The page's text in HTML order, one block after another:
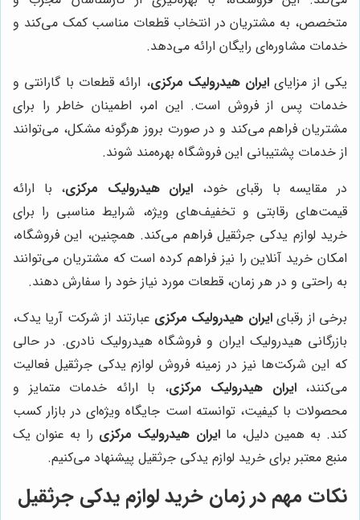
متخصص، به مشتریان در انتخاب قطعات مناسب کمک می‌کند و
خدمات مشاوره‌ای رایگان ارائه می‌دهد.
یکی از مزایای ایران هیدرولیک مرکزی، ارائه قطعات با گارانتی و
خدمات پس از فروش است. این امر، اطمینان خاطر را برای
مشتریان فراهم می‌کند و در صورت بروز هرگونه مشکل، می‌توانند
از خدمات پشتیبانی این فروشگاه بهره‌مند شوند.
در مقایسه با رقبای خود، ایران هیدرولیک مرکزی، با ارائه
قیمت‌های رقابتی و تخفیف‌های ویژه، شرایط مناسبی را برای
خرید لوازم یدکی جرثقیل فراهم می‌کند. همچنین، این فروشگاه،
امکان خرید آنلاین را نیز فراهم کرده است که مشتریان می‌توانند
به راحتی و در هر زمان، قطعات مورد نیاز خود را سفارش دهند.
برخی از رقبایایران هیدرولیک مرکزی عبارتند از شرکت آریا یدک،
بازرگانی هیدرولیک ایران و فروشگاه هیدرولیک نادری. در حالی
که این شرکت‌ها نیز در زمینه فروش لوازم یدکی جرثقیل فعالیت
می‌کنند،ایران هیدرولیک مرکزی، با ارائه خدمات متمایز و
محصولات با کیفیت، توانسته است جایگاه ویژه‌ای در بازار کسب
کند. به همین دلیل، ماایران هیدرولیک مرکزی را به عنوان یک
منبع معتبر برای خرید لوازم یدکی جرثقیل پیشنهاد می‌کنیم.
نکات مهم در زمان خرید لوازم یدکی جرثقیل